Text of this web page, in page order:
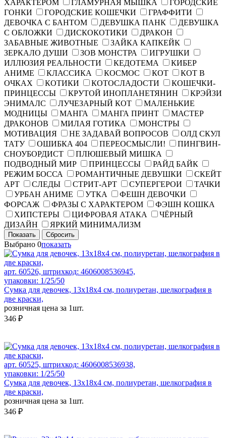
ХАРАКТЕРОМ
ГЛАМУРНАЯ МЫШКА
ГОРОДСКИЕ
ГОНКИ
ГОРОДСКИЕ КОШЕЧКИ
ГРАФФИТИ
ДЕВОЧКА С БАНТОМ
ДЕВУШКА ПАНК
ДЕВУШКА
С ОБЛОЖКИ
ДИСКОКОТИКИ
ДРАКОН
ЗАБАВНЫЕ ЖИВОТНЫЕ
ЗАЙКА КАПКЕЙК
ЗЕРКАЛО ДУШИ
ЗОВ МОНСТРА
ИГРУШКИ
ИЛЛЮЗИЯ РЕАЛЬНОСТИ
КЕДОТЕМА
КИБЕР
АНИМЕ
КЛАССИКА КОСМОС КОТ
КОТ В
ОЧКАХ
КОТИКИ КОТОСЛАДОСТИ
КОШЕЧКИ-
ПРИНЦЕССЫ
КРУТОЙ ИНОПЛАНЕТЯНИН
КРЭЙЗИ
ЭНИМАЛС
ЛУЧЕЗАРНЫЙ КОТ
МАЛЕНЬКИЕ
МОДНИЦЫ
МАНГА МАНГА ПРИНТ
МАСТЕР
ДРАКОНОВ
МИЛАЯ ГОТИКА
МОНСТРЫ
МОТИВАЦИЯ
НЕ ЗАДАВАЙ ВОПРОСОВ
ОЛД СКУЛ
ТАТУ
ОШИБКА 404 ПЕРЕОСМЫСЛИ!
ПИНГВИН-
СНОУБОРДИСТ
ПЛЮШЕВЫЙ МИШКА
ПОДВОДНЫЙ МИР
ПРИНЦЕССЫ
РАЙД БАЙК
РЕЖИМ БОССА
РОМАНТИЧНЫЕ ДЕВУШКИ
СКЕЙТ
АРТ
СЛЕДЫ СТРИТ-АРТ СУПЕРГЕРОИ
ТАЧКИ
УРБАН АНИМЕ
УТКА
ФЕШН ДЕВОЧКИ
ФОРСАЖ
ФРАЗЫ С ХАРАКТЕРОМ
ФЭШН КОШКА
ХИПСТЕРЫ
ЦИФРОВАЯ АТАКА
ЧЁРНЫЙ
ДИЗАЙН
ЯРКИЙ МИНИМАЛИЗМ
Показать Сбросить
Выбрано 0показать
арт. 60526, штрихкод: 4606008536945,
упаковки: 1/25/50
Сумка для девочек, 13х18х4 см, полиуретан, шелкография в
две краски,
розничная цена за 1шт.
346 ₽
арт. 60525, штрихкод: 4606008536938,
упаковки: 1/25/50
Сумка для девочек, 13х18х4 см, полиуретан, шелкография в
две краски,
розничная цена за 1шт.
346 ₽